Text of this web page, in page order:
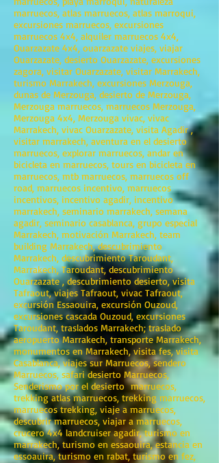
marruecos, atlas marruecos, atlas marroqui,
excursiones marruecos, excursiones
marruecos 4x4, alquiler marruecos 4x4,
Ouarzazate 4x4, ouarzazate viajes, viajar
Ouarzazate, desierto Ouarzazate, excursiones
zagora, visitar Ouarzazate, visitar Marrakech,
turismo Marrakech, excursiones Merzouga,
dunas de Merzouga, desierto de Merzouga,
Merzouga marruecos, marruecos Merzouga,
Merzouga 4x4, Merzouga vivac, vivac
Marrakech, vivac Ouarzazate, visita Agadir ,
visitar marrakech, aventura en el desierto
marruecos, explorar marruecos, andar en
bicicleta en marruecos, tours en bicicleta en
marruecos, mtb marruecos, marruecos off
road, marruecos incentivo, marruecos
incentivos, incentivo agadir, incentivo
marrakech, seminario marrakech, semana
agadir, seminario casablanca, grupo especial
Marrakech, motivación Marrakech, team
building Marrakech, descubrimiento
Marrakech, descubrimiento Taroudant,
Marrakech, Taroudant, descubrimiento
Ouarzazate , descubrimiento desierto, visita
Tafraout, viajes Tafraout, vivac Tafraout,
excursión Essaouira, excursión Ouzoud,
excursiones cascada Ouzoud, excursiones
Taroudant, traslados Marrakech; traslado
aeropuerto Marrakech, transporte Marrakech,
monumentos en Marrakech, visita fes, visita
Casablanca, viajes sur Marruecos, sendero
Marruecos, safari desierto Marruecos,
Senderismo por el desierto marruecos,
trekking atlas marruecos, trekking marruecos,
marruecos trekking, viaje a marruecos,
descubrir marruecos, viajar a marruecos,
crucero 4x4 landcruiser agadir, turismo en
marrakech, turismo en essaouira, estancia en
essoauira, turismo en rabat, turismo en fez,